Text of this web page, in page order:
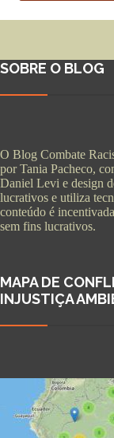
SOBRE O BLOG
O Blog Combate
por Tania Pacheco,
Daniel Levi e design
lucrativos e utiliza
conteúdo é
sem fins lucrativos.
MAPA DE
INJUSTIÇA